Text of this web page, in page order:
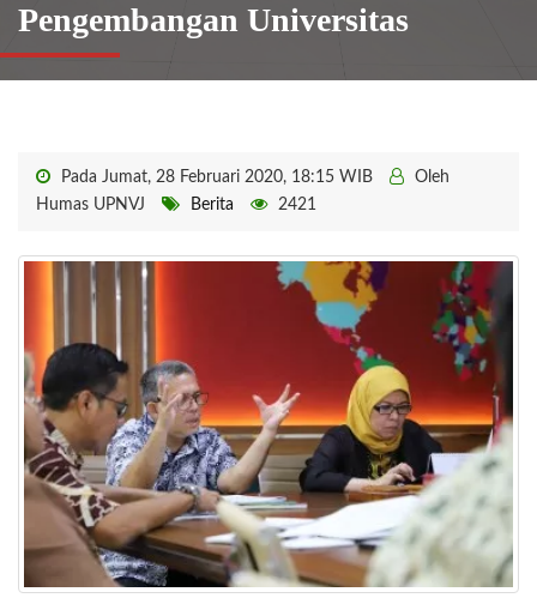
Pengembangan Universitas
Pada Jumat, 28 Februari 2020, 18:15 WIB
Oleh
Humas UPNVJ
Berita 2421